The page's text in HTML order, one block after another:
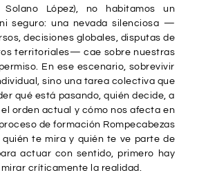
López) , no habitamos un
seguro: una nevada silenciosa —
decisiones globales, disputas de
territoriales— cae sobre nuestras
En ese escenario, sobrevivir
sino una tarea colectiva que
qué está pasando, quién decide, a
orden actual y cómo nos afecta en
de formación Rompecabezas
quién te mira y quién te ve parte de
actuar con sentido, primero hay
críticamente la realidad.